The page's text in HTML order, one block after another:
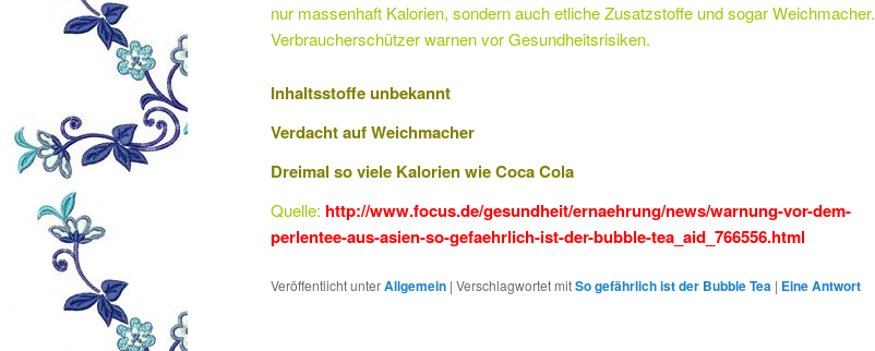
nur massenhaft Kalorien, sondern auch etliche Zusatzstoffe und sogar Weichmacher.
Verbraucherschützer warnen vor Gesundheitsrisiken.
Inhaltsstoffe unbekannt
Verdacht auf Weichmacher
Dreimal so viele Kalorien wie Coca Cola
Quelle: http://www.focus.de/gesundheit/ernaehrung/news/warnung-vor-dem-
perlentee-aus-asien-so-gefaehrlich-ist-der-bubble-tea_aid_766556.html
Veröffentlicht unterAllgemein | Verschlagwortet mitSo gefährlich ist der Bubble Tea | EineAntwort